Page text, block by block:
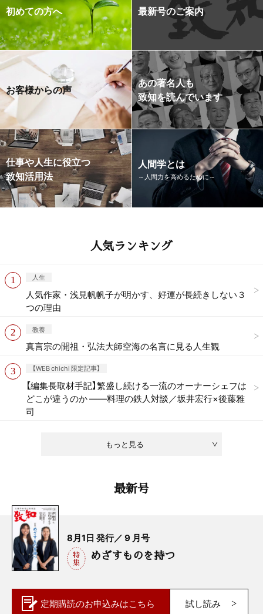
初めての方へ 最新号のご案内
お客様からの声
あの著名人も
致知を読んでいます
仕事や人生に役立つ
致知活用法
人間学とは
～人間力を高めるために～
人気ランキング
もっと見る
人生
人気作家・浅見帆帆子が明かす、好運が長続きしない３
つの理由
教養
真言宗の開祖・弘法大師空海の名言に見る人生観
【WEB chichi 限定記事】
【編集長取材手記】繁盛し続ける一流のオーナーシェフは
どこが違うのか ——料理の鉄人対談／坂井宏行×後藤雅
司
最新号
8月1日 発行／ 9 月号
めざすものを持つ
定期購読のお申込みはこちら 試し読み